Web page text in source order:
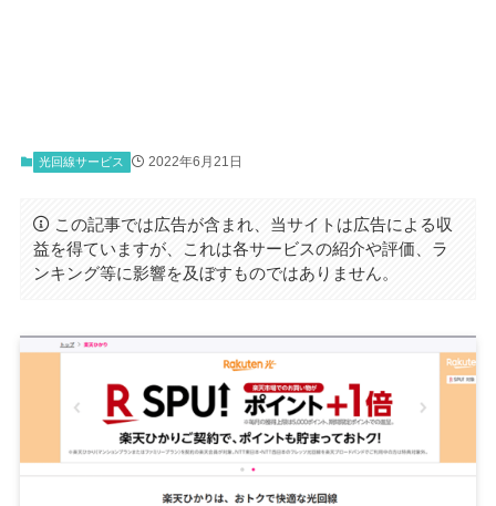
光回線サービス 2022年6月21日
この記事では広告が含まれ、当サイトは広告による収
益を得ていますが、これは各サービスの紹介や評価、ラ
ンキング等に影響を及ぼすものではありません。